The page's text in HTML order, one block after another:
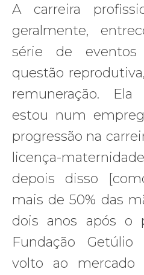
A carreira
geralmente,
série de
questão
remuneração. Ela
estou num
progressão na
licença-
depois disso
mais de 50% das
dois anos após o
Fundação Getúlio
volto ao mercado